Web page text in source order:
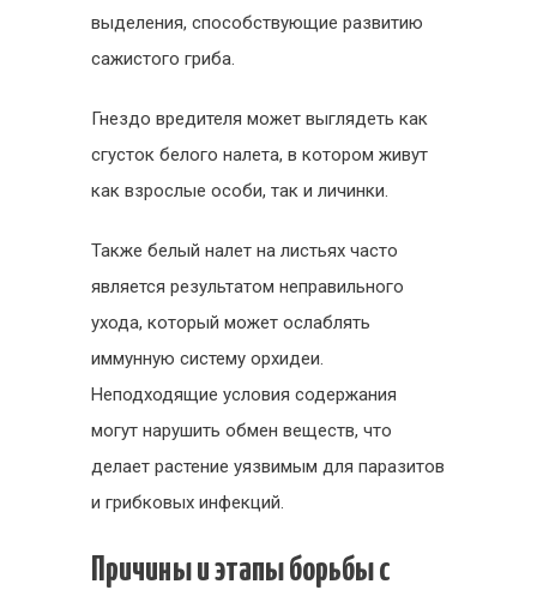
выделения, способствующие развитию
сажистого гриба.
Гнездо вредителя может выглядеть как
сгусток белого налета, в котором живут
как взрослые особи, так и личинки.
Также белый налет на листьях часто
является результатом неправильного
ухода, который может ослаблять
иммунную систему орхидеи.
Неподходящие условия содержания
могут нарушить обмен веществ, что
делает растение уязвимым для паразитов
и грибковых инфекций.
Причины и этапы борьбы с